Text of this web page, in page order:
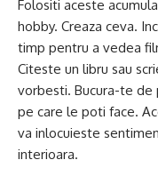
Folositi aceste
hobby. Creaza ceva.
timp pentru a vedea
Citeste un libru sau
vorbesti. Bucura-te de
pe care le poti face.
va inlocuieste
interioara.